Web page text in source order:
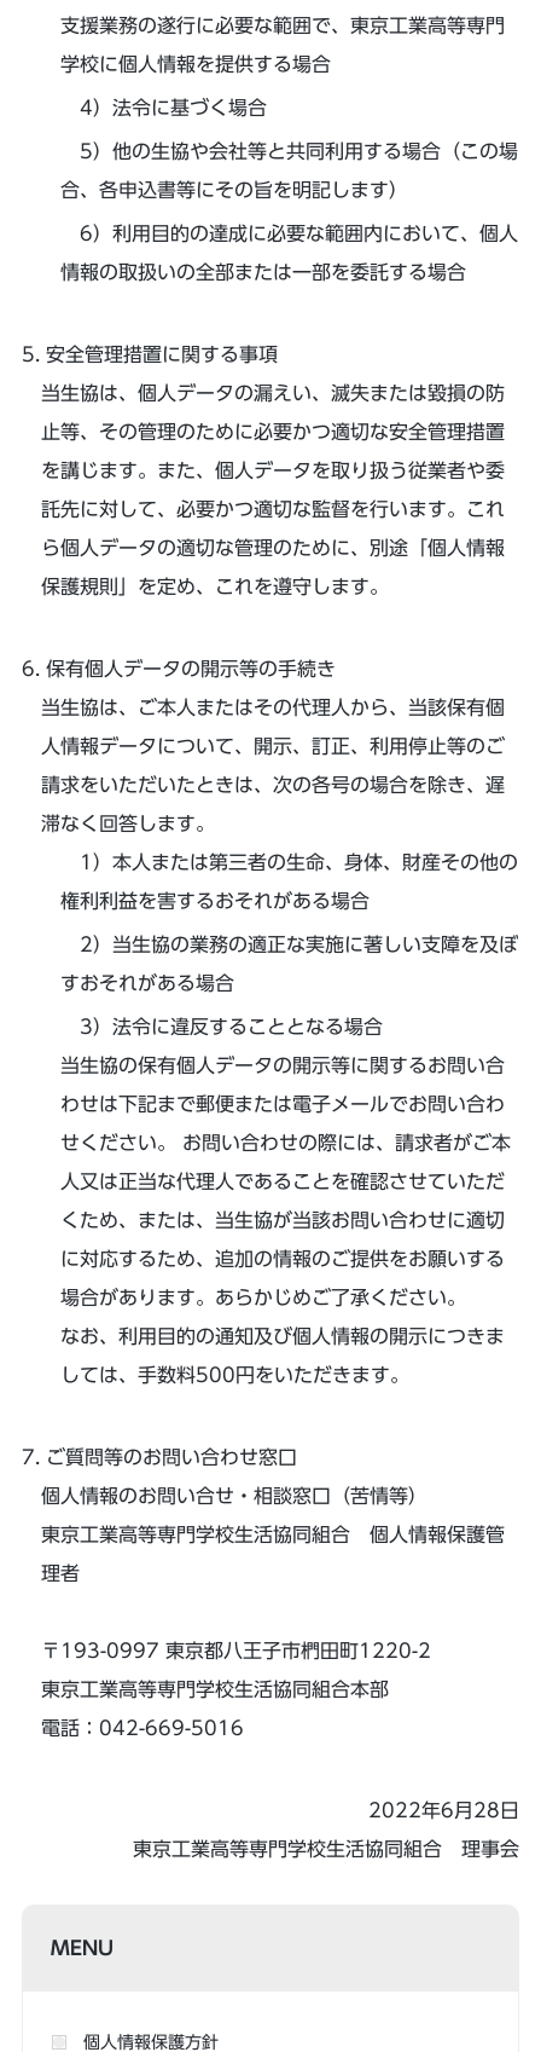
支援業務の遂行に必要な範囲で、東京工業高等専門
学校に個人情報を提供する場合
法令に基づく場合
他の生協や会社等と共同利用する場合（この場
合、各申込書等にその旨を明記します）
利用目的の達成に必要な範囲内において、個人
情報の取扱いの全部または一部を委託する場合
安全管理措置に関する事項
当生協は、個人データの漏えい、滅失または毀損の防
止等、その管理のために必要かつ適切な安全管理措置
を講じます。また、個人データを取り扱う従業者や委
託先に対して、必要かつ適切な監督を行います。これ
ら個人データの適切な管理のために、別途「個人情報
保護規則」を定め、これを遵守します。
保有個人データの開示等の手続き
当生協は、ご本人またはその代理人から、当該保有個
人情報データについて、開示、訂正、利用停止等のご
請求をいただいたときは、次の各号の場合を除き、遅
滞なく回答します。
本人または第三者の生命、身体、財産その他の
権利利益を害するおそれがある場合
当生協の業務の適正な実施に著しい支障を及ぼ
すおそれがある場合
法令に違反することとなる場合
当生協の保有個人データの開示等に関するお問い合
わせは下記まで郵便または電子メールでお問い合わ
せください。 お問い合わせの際には、請求者がご本
人又は正当な代理人であることを確認させていただ
くため、または、当生協が当該お問い合わせに適切
に対応するため、追加の情報のご提供をお願いする
場合があります。あらかじめご了承ください。
なお、利用目的の通知及び個人情報の開示につきま
しては、手数料500円をいただきます。
ご質問等のお問い合わせ窓口
個人情報のお問い合せ・相談窓口（苦情等）
東京工業高等専門学校生活協同組合 個人情報保護管
理者
〒193-0997 東京都八王子市椚田町1220-2
東京工業高等専門学校生活協同組合本部
電話：042-669-5016
2022年6月28日
東京工業高等専門学校生活協同組合 理事会
MENU
個人情報保護方針